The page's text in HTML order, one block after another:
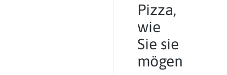
Pizza,
wie
Sie sie
mögen